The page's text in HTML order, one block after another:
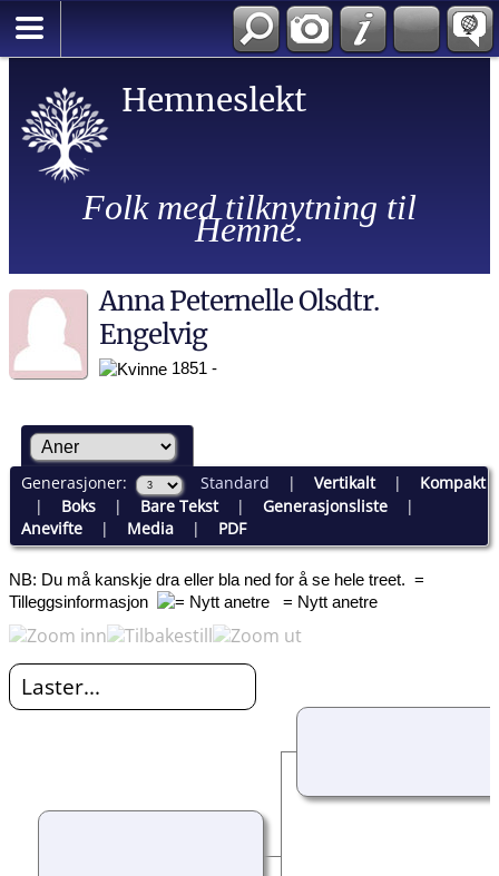
Hemneslekt
Folk med tilknytning til
Hemne.
Anna Peternelle Olsdtr.
Engelvig
1851 -
Generasjoner: Standard | Vertikalt| Kompakt
| Boks| Bare Tekst| Generasjonsliste|
Anevifte| Media| PDF
NB: Du må kanskje dra eller bla ned for å se hele treet. =
Tilleggsinformasjon
= Nytt anetre
Laster...